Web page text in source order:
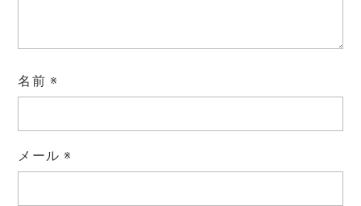
名前 ※
メール ※